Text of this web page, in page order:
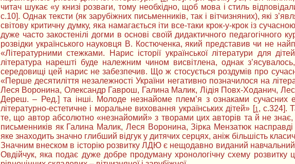
читач шукає «у книзі розваги, тому необхідно, щоб мова і стиль
с.10]. Однак тексти (як зарубіжних письменників, так і вітчизняних), які
світову критичну думку, яка намагається іти все-таки крок-у-крок із
дуже часто закостенілі догми в основі своїй дидактичного педагогічного
розвідки українського науковця В. Костюченка, який представив чи не
«Літературними стежками. Нарис історії української літератури для
література нарешті буде належним чином висвітлена, однак
середовищі цей нарис не забезпечив. Що ж стосується роздумів про
«Перше десятиліття незалежності України негативно позначилося на
Леся Воронина, Олександр Гаврош, Галина Малик, Лідія Повх-Ходанич,
Дереш. – Ред.] та інші. Молоде незнайоме плем’я з ознаками сучасних
літературно-естетичне і моральне виховання українських дітей» [1, с.324].
те, що автор абсолютно «незнайомий» з творами цих авторів та й не
письменників як Галина Малик, Леся Воронина, Зірка Мензатюк
яке знаходить значно глибший відгук у дитячих серцях, аніж більшість
Значним внеском в історію розвитку ЛДЮ є нещодавно виданий навчальний
Овдійчук, яка подає дуже добре продуману хронологічну схему розвитку